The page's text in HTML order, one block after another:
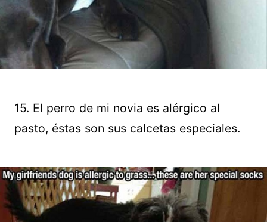
15. El perro de mi novia es alérgico al
pasto, éstas son sus calcetas especiales.